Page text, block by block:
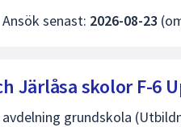
Ansök senast: 2026-08-23
Järlåsa skolor F-6
grundskola